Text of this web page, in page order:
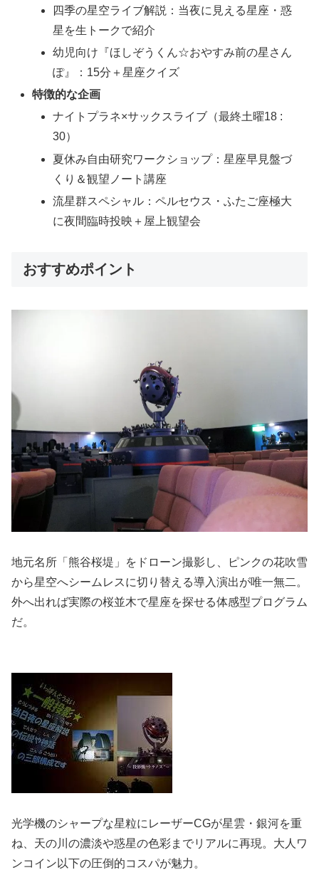
四季の星空ライブ解説：当夜に見える星座・惑
星を生トークで紹介
幼児向け『ほしぞうくん☆おやすみ前の星さん
ぽ』：15分＋星座クイズ
特徴的な企画
ナイトプラネ×サックスライブ（最終土曜18 :
30）
夏休み自由研究ワークショップ：星座早見盤づ
くり＆観望ノート講座
流星群スペシャル：ペルセウス・ふたご座極大
に夜間臨時投映＋屋上観望会
おすすめポイント
地元名所「熊谷桜堤」をドローン撮影し、ピンクの花吹雪
から星空へシームレスに切り替える導入演出が唯一無二。
外へ出れば実際の桜並木で星座を探せる体感型プログラム
だ。
光学機のシャープな星粒にレーザーCGが星雲・銀河を重
ね、天の川の濃淡や惑星の色彩までリアルに再現。大人ワ
ンコイン以下の圧倒的コスパが魅力。